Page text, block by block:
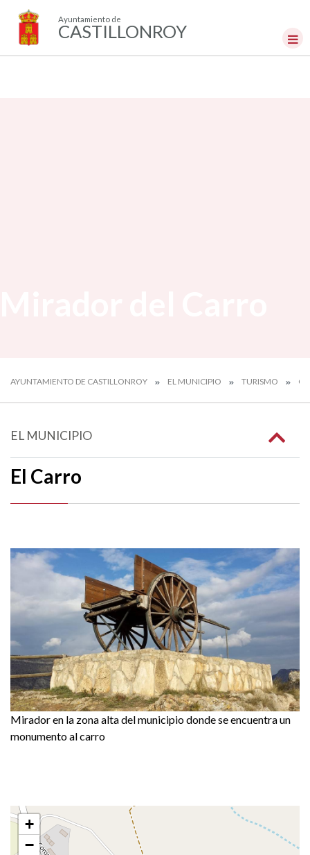
Ayuntamiento de
CASTILLONROY
AYUNTAMIENTO DE CASTILLONROY EL MUNICIPIO TURISMO
EL MUNICIPIO
El Carro
Mirador en la zona alta del municipio donde se encuentra un
monumento al carro
+
−